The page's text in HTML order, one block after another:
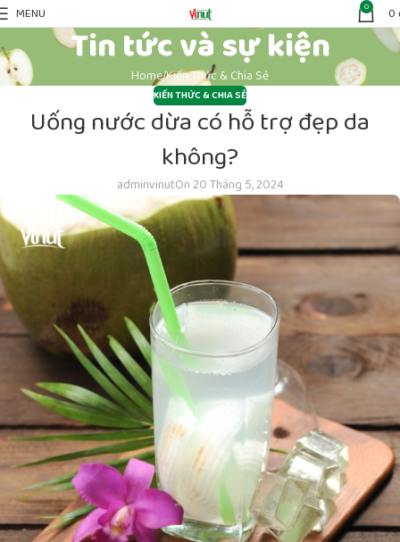
MENU 0 0
Tin tức và sự kiện
HomeKiến Thức & Chia Sẻ
KIẾN THỨC & CHIA SẺ
Uống nước dừa có hỗ trợ đẹp da
không?
adminvinutOn 20 Tháng 5, 2024